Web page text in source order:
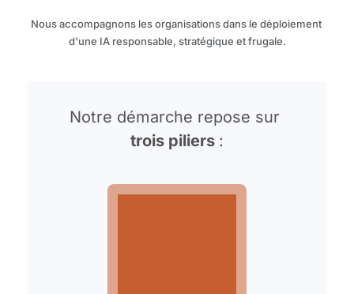
Nous accompagnons les organisations dans le déploiement
d'une IA responsable, stratégique et frugale.
trois piliers :